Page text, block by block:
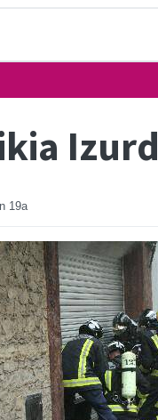
19a